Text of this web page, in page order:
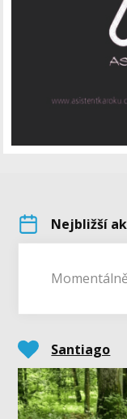
Nejbližší
Santiago